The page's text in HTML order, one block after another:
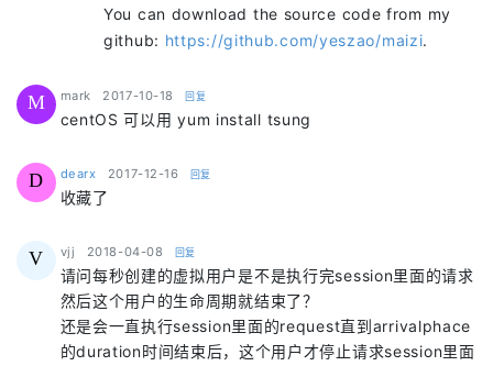
You can download the source code from my
github: https://github.com/yeszao/maizi.
M mark says:
2017-10-18 回复
centOS 可以用 yum install tsung
D dearx says:
2017-12-16 回复
收藏了
V vjj says:
2018-04-08 回复
请问每秒创建的虚拟用户是不是执行完session里面的请求
然后这个用户的生命周期就结束了？
还是会一直执行session里面的request直到arrivalphace
的duration时间结束后，这个用户才停止请求session里面